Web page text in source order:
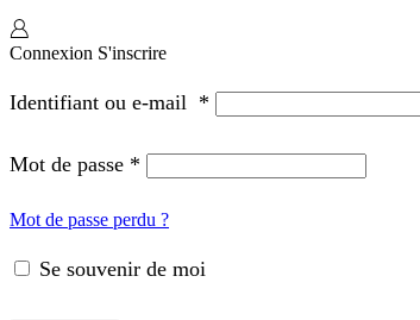
Connexion S'inscrire
Identifiant ou e-mail *
Mot de passe *
Mot de passe perdu ?
Se souvenir de moi